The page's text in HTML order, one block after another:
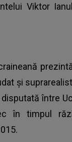
Viktor
şi
între
în timpul